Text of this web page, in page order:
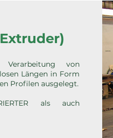
von
Längen in Form
Profilen ausgelegt.
als auch